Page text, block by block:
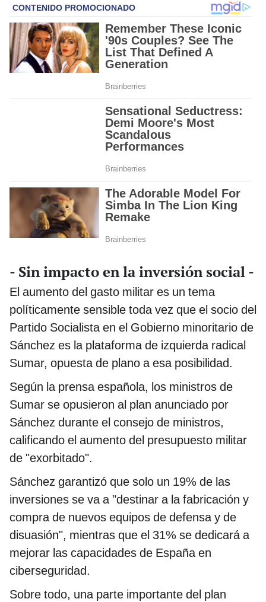
- Sin impacto en la inversión social -
El aumento del gasto militar es un tema
políticamente sensible toda vez que el socio del
Partido Socialista en el Gobierno minoritario de
Sánchez es la plataforma de izquierda radical
Sumar, opuesta de plano a esa posibilidad.
Según la prensa española, los ministros de
Sumar se opusieron al plan anunciado por
Sánchez durante el consejo de ministros,
calificando el aumento del presupuesto militar
de "exorbitado".
Sánchez garantizó que solo un 19% de las
inversiones se va a "destinar a la fabricación y
compra de nuevos equipos de defensa y de
disuasión", mientras que el 31% se dedicará a
mejorar las capacidades de España en
ciberseguridad.
Sobre todo, una parte importante del plan